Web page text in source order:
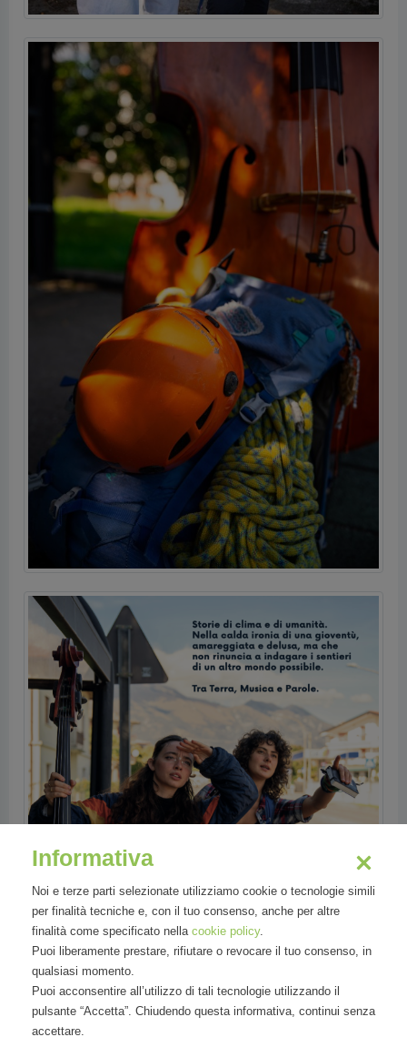
Informativa
Noi e terze parti selezionate utilizziamo cookie o tecnologie simili
per finalità tecniche e, con il tuo consenso, anche per altre
finalità come specificato nella cookie policy.
Puoi liberamente prestare, rifiutare o revocare il tuo consenso, in
qualsiasi momento.
Puoi acconsentire all’utilizzo di tali tecnologie utilizzando il
pulsante “Accetta”. Chiudendo questa informativa, continui senza
accettare.